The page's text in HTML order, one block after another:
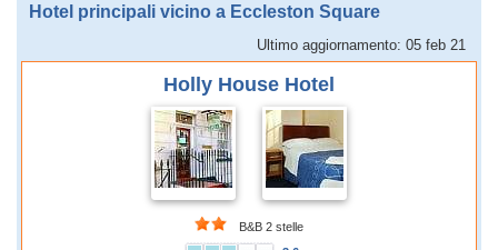
Hotel principali vicino a Eccleston Square
Ultimo aggiornamento: 05 feb 21
Holly House Hotel
B&B 2 stelle